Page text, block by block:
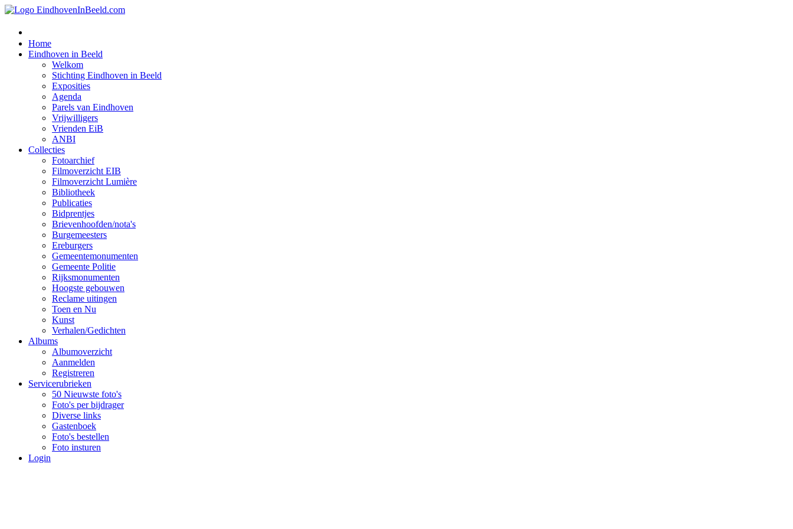
Home
Eindhoven in Beeld
Welkom
Stichting Eindhoven in Beeld
Exposities
Agenda
Parels van Eindhoven
Vrijwilligers
Vrienden EiB
ANBI
Collecties
Fotoarchief
Filmoverzicht EIB
Filmoverzicht Lumière
Bibliotheek
Publicaties
Bidprentjes
Brievenhoofden/nota's
Burgemeesters
Ereburgers
Gemeentemonumenten
Gemeente Politie
Rijksmonumenten
Hoogste gebouwen
Reclame uitingen
Toen en Nu
Kunst
Verhalen/Gedichten
Albums
Albumoverzicht
Aanmelden
Registreren
Servicerubrieken
50 Nieuwste foto's
Foto's per bijdrager
Diverse links
Gastenboek
Foto's bestellen
Foto insturen
Login